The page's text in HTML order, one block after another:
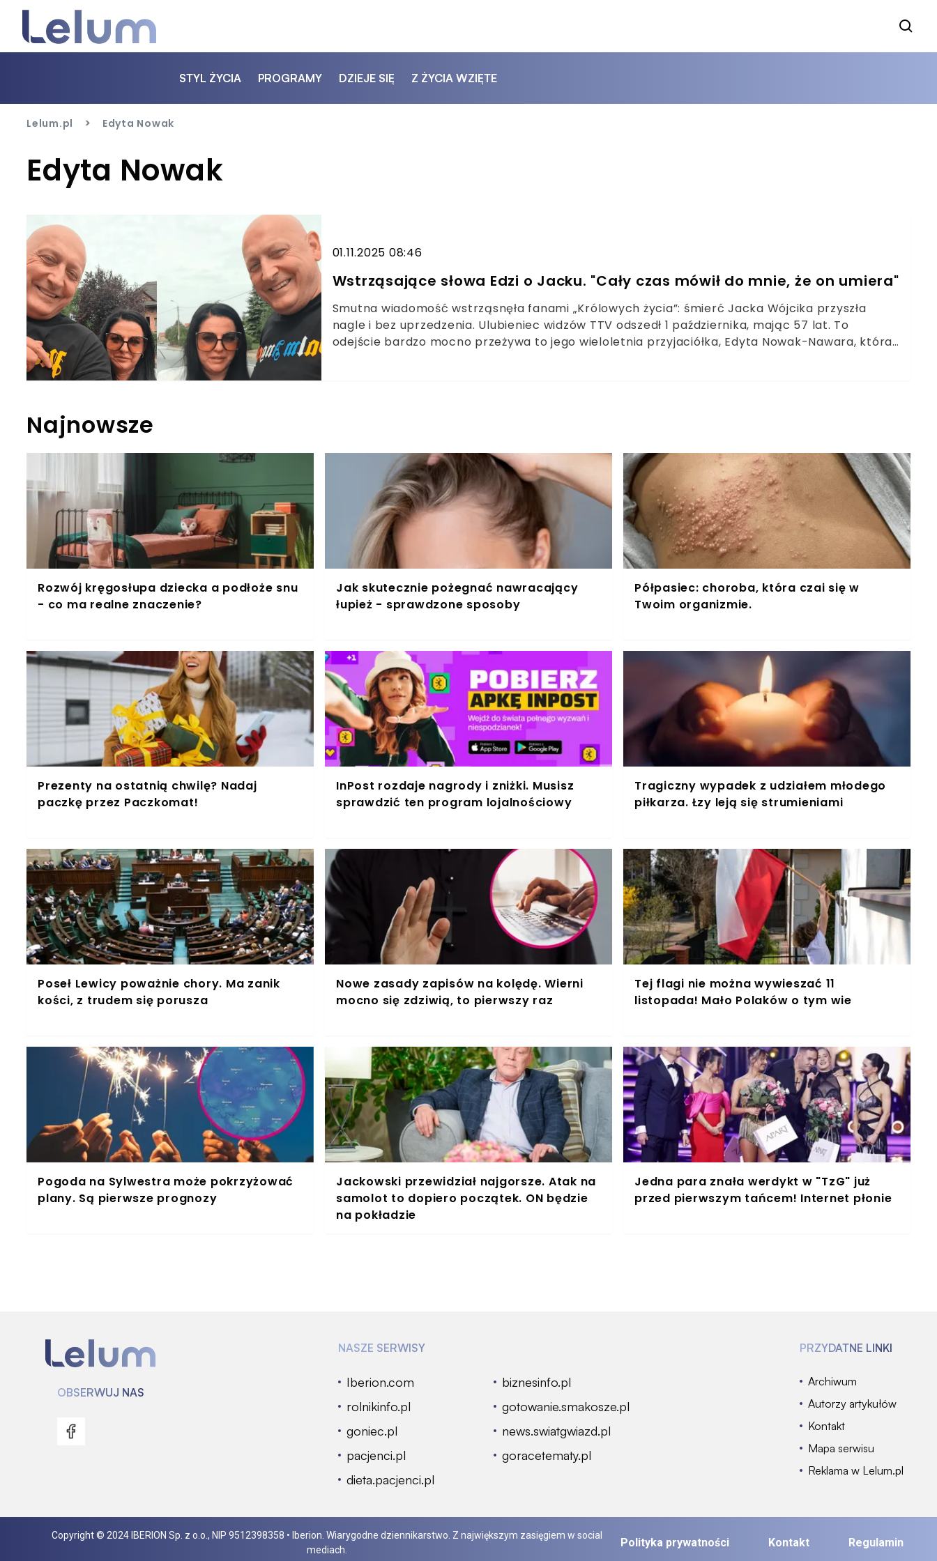
STYL ŻYCIA PROGRAMY DZIEJE SIĘ Z ŻYCIA WZIĘTE
Lelum.pl > Edyta Nowak
Edyta Nowak
01.11.2025 08:46
Wstrząsające słowa Edzi o Jacku. "Cały czas mówił do mnie, że on umiera"
Smutna wiadomość wstrząsnęła fanami „Królowych życia”: śmierć Jacka Wójcika przyszła
nagle i bez uprzedzenia. Ulubieniec widzów TTV odszedł 1 października, mając 57 lat. To
odejście bardzo mocno przeżywa to jego wieloletnia przyjaciółka, Edyta Nowak-Nawara, która
Najnowsze
Rozwój kręgosłupa dziecka a podłoże snu
- co ma realne znaczenie?
Jak skutecznie pożegnać nawracający
łupież - sprawdzone sposoby
Półpasiec: choroba, która czai się w
Twoim organizmie.
Prezenty na ostatnią chwilę? Nadaj
paczkę przez Paczkomat!
InPost rozdaje nagrody i zniżki. Musisz
sprawdzić ten program lojalnościowy
Tragiczny wypadek z udziałem młodego
piłkarza. Łzy leją się strumieniami
Poseł Lewicy poważnie chory. Ma zanik
kości, z trudem się porusza
Nowe zasady zapisów na kolędę. Wierni
mocno się zdziwią, to pierwszy raz
Tej flagi nie można wywieszać 11
listopada! Mało Polaków o tym wie
Pogoda na Sylwestra może pokrzyżować
plany. Są pierwsze prognozy
Jackowski przewidział najgorsze. Atak na
samolot to dopiero początek. ON będzie
na pokładzie
Jedna para znała werdykt w "TzG" już
przed pierwszym tańcem! Internet płonie
OBSERWUJ NAS
NASZE SERWISY
Iberion.com
biznesinfo.pl
rolnikinfo.pl
gotowanie.smakosze.pl
goniec.pl
news.swiatgwiazd.pl
pacjenci.pl
goracetematy.pl
dieta.pacjenci.pl
PRZYDATNE LINKI
Archiwum
Autorzy artykułów
Kontakt
Mapa serwisu
Reklama w Lelum.pl
Copyright © 2024 IBERION Sp. z o.o., NIP 9512398358 • Iberion. Wiarygodne dziennikarstwo. Z największym zasięgiem w social
mediach.
Polityka prywatności Kontakt Regulamin